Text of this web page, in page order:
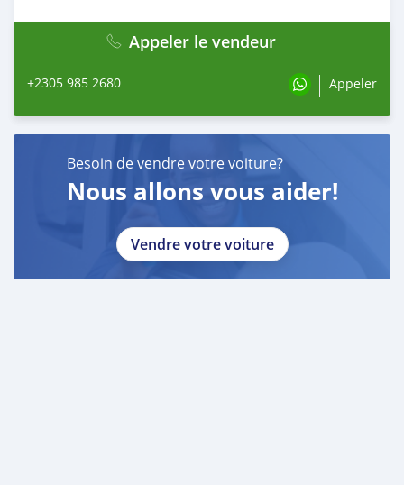
Appeler le vendeur
+2305 985 2680 Appeler
Besoin de vendre votre voiture?
Nous allons vous aider!
Vendre votre voiture